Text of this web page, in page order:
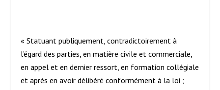
« Statuant publiquement, contradictoirement à
l’égard des parties, en matière civile et commerciale,
en appel et en dernier ressort, en formation collégiale
et après en avoir délibéré conformément à la loi ;